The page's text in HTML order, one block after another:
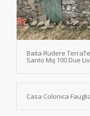
Baita Rudere
Santo Mq 100 Due
Casa Colonica